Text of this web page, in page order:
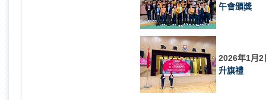
午會頒獎
2026年1月2
升旗禮